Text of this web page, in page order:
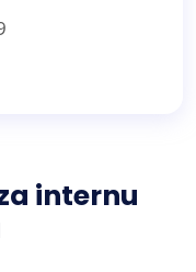
internu